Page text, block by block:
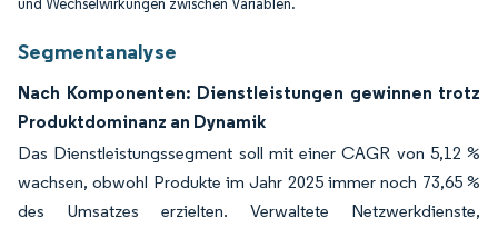
und Wechselwirkungen zwischen Variablen.
Segmentanalyse
Nach Komponenten: Dienstleistungen gewinnen trotz
Produktdominanz an Dynamik
Das Dienstleistungssegment soll mit einer CAGR von 5,12 %
wachsen, obwohl Produkte im Jahr 2025 immer noch 73,65 %
des Umsatzes erzielten. Verwaltete Netzwerkdienste,